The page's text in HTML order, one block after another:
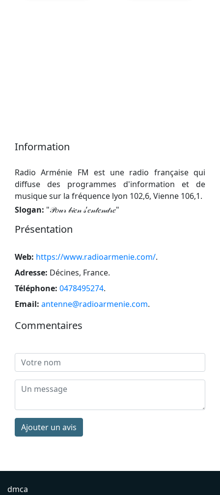
Information
Radio Arménie FM est une radio française qui
diffuse des programmes d'information et de
musique sur la fréquence lyon 102,6, Vienne 106,1.
Slogan: "𝒫𝑜𝓊𝓇 𝒷𝒾𝑒𝓃 𝓈’𝑒𝓃𝓉𝑒𝓃𝒹𝓇𝑒"
Présentation
Web: https://www.radioarmenie.com/.
Adresse: Décines, France.
Téléphone: 0478495274.
Email: antenne@radioarmenie.com.
Commentaires
Ajouter un avis
dmca